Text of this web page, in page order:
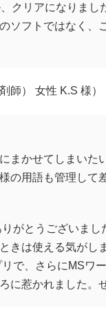
クリアになりまし
ソフトではなく、
師） 女性 K.S 様）
まかせてしまいた
の用語も管理して
がとうございま
きは使える気がし
で、さらにMSワ
に惹かれました。